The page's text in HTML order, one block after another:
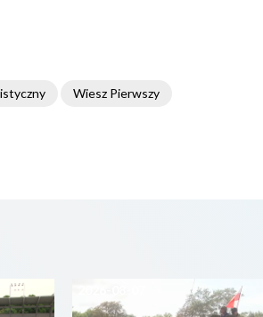
Wiesz Pierwszy